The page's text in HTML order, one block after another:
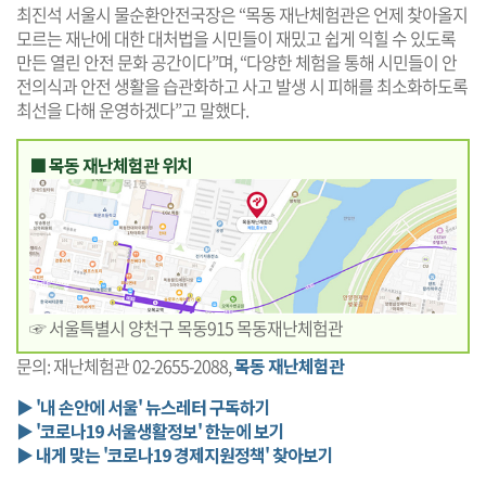
최진석 서울시 물순환안전국장은 “목동 재난체험관은 언제 찾아올지
모르는 재난에 대한 대처법을 시민들이 재밌고 쉽게 익힐 수 있도록
만든 열린 안전 문화 공간이다”며, “다양한 체험을 통해 시민들이 안
전의식과 안전 생활을 습관화하고 사고 발생 시 피해를 최소화하도록
최선을 다해 운영하겠다”고 말했다.
■ 목동 재난체험관 위치
☞ 서울특별시 양천구 목동915 목동재난체험관
문의: 재난체험관 02-2655-2088,목동 재난체험관
▶ '내 손안에 서울' 뉴스레터 구독하기
▶ '코로나19 서울생활정보' 한눈에 보기
▶ 내게 맞는 '코로나19 경제지원정책' 찾아보기